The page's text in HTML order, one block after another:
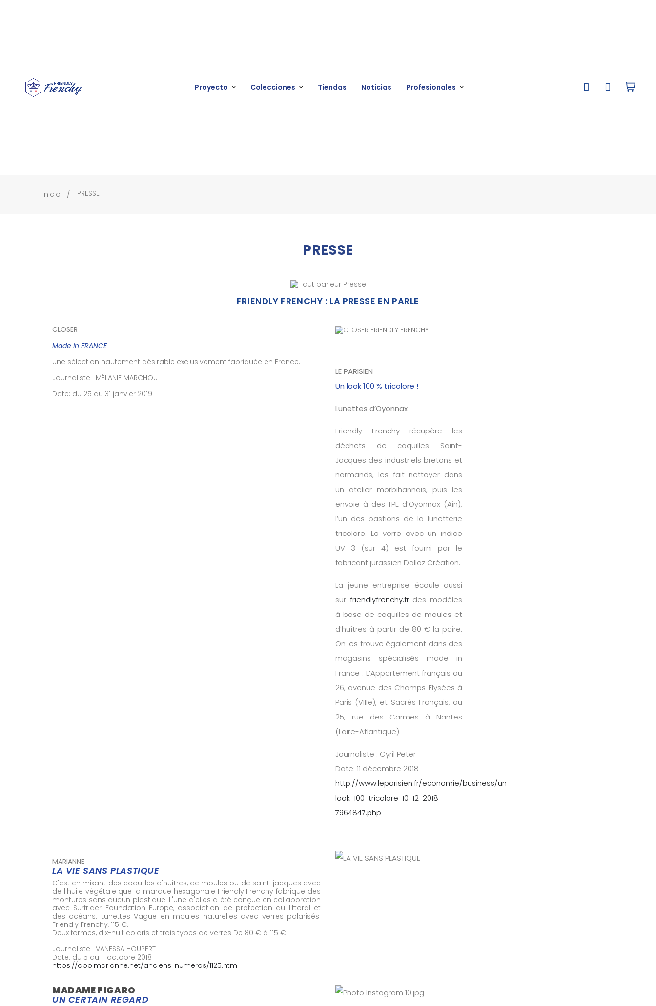
Proyecto Colecciones Tiendas Noticias Profesionales
Inicio PRESSE
PRESSE
FRIENDLY FRENCHY : LA PRESSE EN PARLE
CLOSER
Made in FRANCE
Une sélection hautement désirable exclusivement fabriquée en France.
Journaliste : MÉLANIE MARCHOU
Date: du 25 au 31 janvier 2019
LE PARISIEN
Un look 100 % tricolore !
Lunettes d’Oyonnax
Friendly Frenchy récupère les
déchets de coquilles Saint-
Jacques des industriels bretons et
normands, les fait nettoyer dans
un atelier morbihannais, puis les
envoie à des TPE d’Oyonnax (Ain),
l’un des bastions de la lunetterie
tricolore. Le verre avec un indice
UV 3 (sur 4) est fourni par le
fabricant jurassien Dalloz Création.
La jeune entreprise écoule aussi
sur friendlyfrenchy.frdes modèles
à base de coquilles de moules et
d’huîtres à partir de 80 € la paire.
On les trouve également dans des
magasins spécialisés made in
France : L’Appartement français au
26, avenue des Champs Elysées à
Paris (VIIIe), et Sacrés Français, au
25, rue des Carmes à Nantes
(Loire-Atlantique).
Journaliste : Cyril Peter
Date: 11 décembre 2018
http://www.leparisien.fr/economie/business/un-
look-100-tricolore-10-12-2018-
7964847.php
MARIANNE
LA VIE SANS PLASTIQUE
C'est en mixant des coquilles d'huîtres, de moules ou de saint-jacques avec
de l'huile végétale que la marque hexagonale Friendly Frenchy fabrique des
montures sans aucun plastique. L'une d'elles a été conçue en collaboration
avec Surfrider Foundation Europe, association de protection du littoral et
des océans. Lunettes Vague en moules naturelles avec verres polarisés.
Friendly Frenchy, 115 €.
Deux formes, dix-huit coloris et trois types de verres De 80 € à 115 €
Journaliste : VANESSA HOUPERT
Date: du 5 au 11 octobre 2018
https://abo.marianne.net/anciens-numeros/1125.html
MADAME FIGARO
UN CERTAIN REGARD